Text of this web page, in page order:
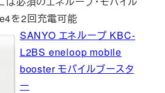
を2回充電可能
SANYO エネループ KBC-
L2BS eneloop mobile
booster モバイルブースタ
ー